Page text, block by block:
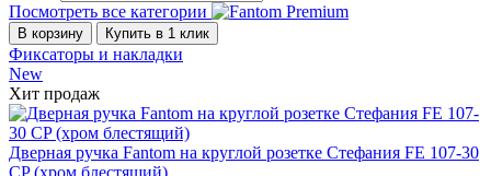
Посмотреть все категории
В корзину Купить в 1 клик
Фиксаторы и накладки
New
Хит продаж
Дверная ручка Fantom на круглой розетке Стефания FE 107-30
CP (хром блестящий)